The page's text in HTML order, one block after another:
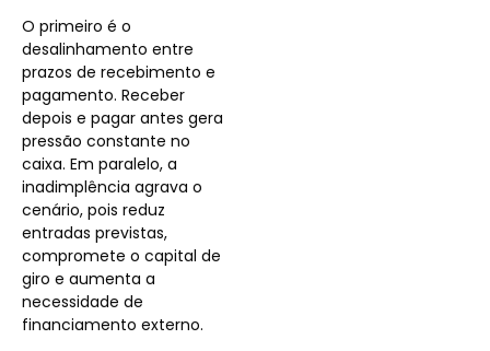
O primeiro é o
desalinhamento entre
prazos de recebimento e
pagamento. Receber
depois e pagar antes gera
pressão constante no
caixa. Em paralelo, a
inadimplência agrava o
cenário, pois reduz
entradas previstas,
compromete o capital de
giro e aumenta a
necessidade de
financiamento externo.